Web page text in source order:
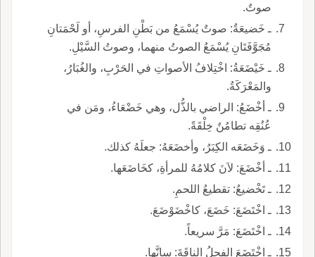
صوتٌ.
ـ خَضيعَةٌ: صوتٌ يُسْمَعُ من بَطْنِ الفرسِ، أو لَحْمَتانِ
مُجَوَّفَتَانِ يُسْمَعُ الصوتُ منهما، وصوتُ السَّيْلِ.
ـ خَيْضَعَةُ: اخْتِلافُ الأصواتِ في الحَرْبِ، والغُبَارُ،
والمَعْرَكَةُ.
ـ أخْضَعُ: الراضي بالذُّل، وهي خَضْعَاءُ، ومَن في
عُنُقِه تطامُنٌ خِلْقَةً.
ـ وَخَضَعَه الكِبَرُ، وأخضَعَهُ: جعلَهُ كذلك.
ـ أخْضَعَ: لاَنَ كلامُهُ للمرأةِ، كخَاضَعَها.
ـ تَخْضيعُ: تقطيعُ اللحمِ.
ـ اخْتَضَعَ: خَضَعَ، كاخْضَوْضَعَ.
ـ اخْتَضَعَ: مَرَّ سريعاً.
ـ اخْتَضَعَ الفحلُ الناقَةَ: سانَّها.